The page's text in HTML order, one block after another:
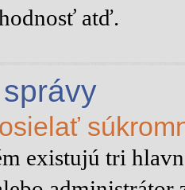
atď.
existujú tri